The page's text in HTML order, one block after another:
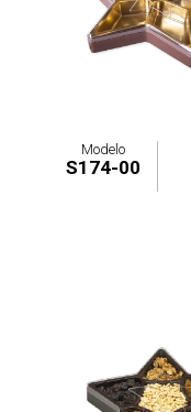
Modelo
S174-00